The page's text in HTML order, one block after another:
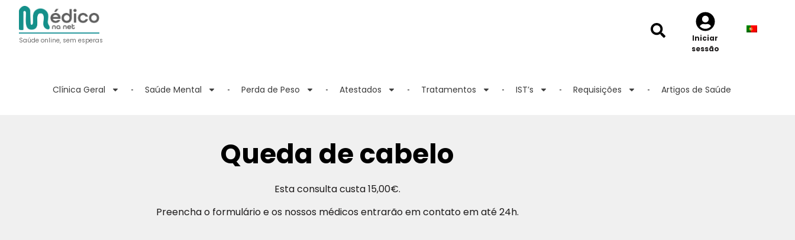
Saúde online, sem esperas
Iniciar
sessão
Clínica Geral Saúde Mental Perda de Peso Atestados Tratamentos IST’s Requisições Artigos de Saúde
Queda de cabelo
Esta consulta custa 15,00€.
Preencha o formulário e os nossos médicos entrarão em contato em até 24h.